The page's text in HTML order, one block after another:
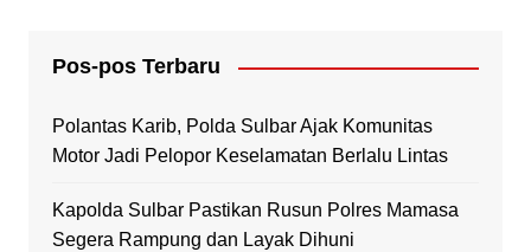
Pos-pos Terbaru
Polantas Karib, Polda Sulbar Ajak Komunitas
Motor Jadi Pelopor Keselamatan Berlalu Lintas
Kapolda Sulbar Pastikan Rusun Polres Mamasa
Segera Rampung dan Layak Dihuni